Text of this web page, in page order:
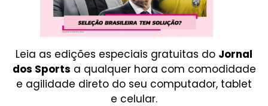
Leia as edições especiais gratuitas do Jornal
dos Sports a qualquer hora com comodidade
e agilidade direto do seu computador, tablet
e celular.